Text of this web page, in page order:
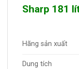
Sharp 181
Hãng sản xuất
Dung tích